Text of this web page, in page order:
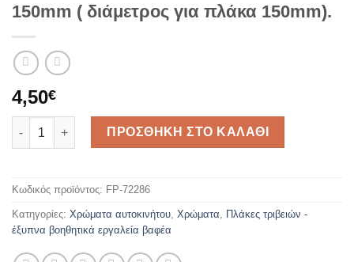
150mm ( διάμετρος για πλάκα 150mm).
4,50€
ΦΙΛΜ ΠΡΟΣΤΑΣΙΑΣ ΠΛΑΚΑΣ, ΠΑΧΟΥΣ 3 ΜΜ ΜΕ 67 ΤΡΥΠΕΣ ΤΗΣ
ΠΡΟΣΘΗΚΗ ΣΤΟ ΚΑΛΑΘΙ
Κωδικός προϊόντος: FP-72286
Κατηγορίες: Χρώματα αυτοκινήτου, Χρώματα, Πλάκες τριβειών -
έξυπνα βοηθητικά εργαλεία βαφέα